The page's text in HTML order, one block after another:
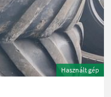
Használt gép